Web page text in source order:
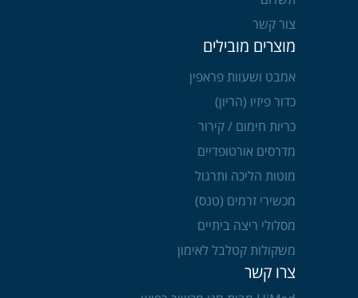
צור קשר
מוצרים מובילים
אמבט ושעוות פראפין
כדור פיזיו (הריון)
כריות חימום / קירור
מדרסים אורטופדיים
מוטות הליכה ותרגול
מכשירי זרמים (טנס)
מסלולי ריצה ביתיים
משקולות קטלבל לאימון
צרו קשר